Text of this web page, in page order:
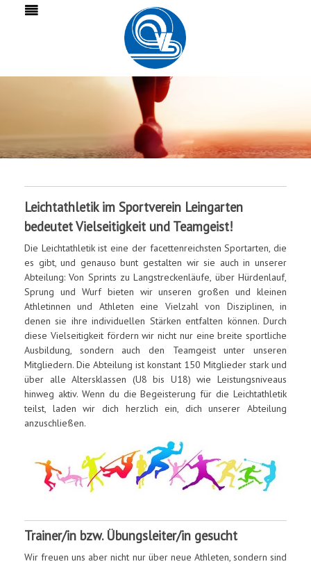
Leichtathletik im Sportverein Leingarten
bedeutet Vielseitigkeit und Teamgeist!
Die Leichtathletik ist eine der facettenreichsten Sportarten, die
es gibt, und genauso bunt gestalten wir sie auch in unserer
Abteilung: Von Sprints zu Langstreckenläufe, über Hürdenlauf,
Sprung und Wurf bieten wir unseren großen und kleinen
Athletinnen und Athleten eine Vielzahl von Disziplinen, in
denen sie ihre individuellen Stärken entfalten können. Durch
diese Vielseitigkeit fördern wir nicht nur eine breite sportliche
Ausbildung, sondern auch den Teamgeist unter unseren
Mitgliedern. Die Abteilung ist konstant 150 Mitglieder stark und
über alle Altersklassen (U8 bis U18) wie Leistungsniveaus
hinweg aktiv. Wenn du die Begeisterung für die Leichtathletik
teilst, laden wir dich herzlich ein, dich unserer Abteilung
anzuschließen.
Trainer/in bzw. Übungsleiter/in gesucht
Wir freuen uns aber nicht nur über neue Athleten, sondern sind